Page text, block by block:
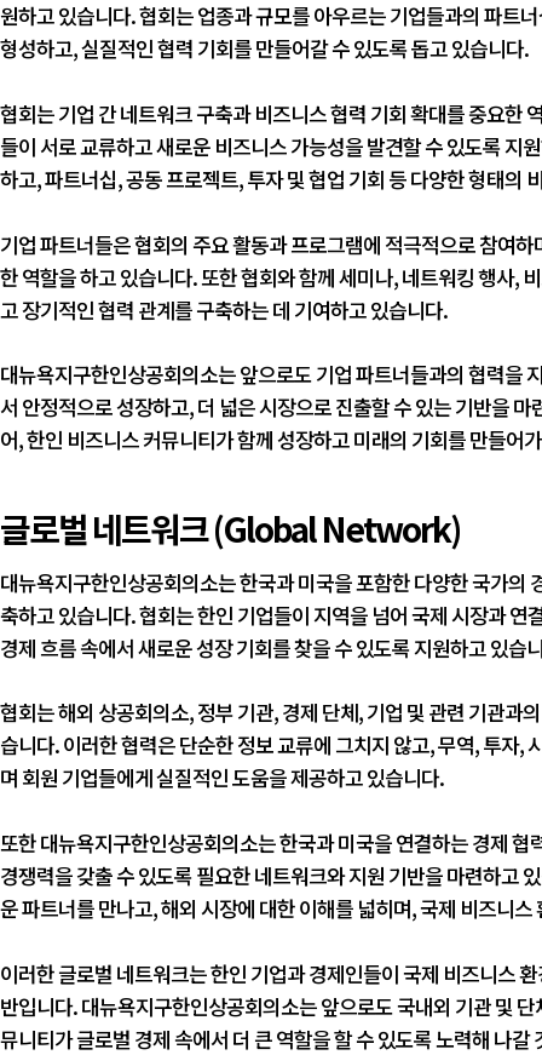
원하고 있습니다. 협회는 업종과 규모를 아우르는 기업들과의 파트
형성하고, 실질적인 협력 기회를 만들어갈 수 있도록 돕고 있습니다.
협회는 기업 간 네트워크 구축과 비즈니스 협력 기회 확대를 중요한
들이 서로 교류하고 새로운 비즈니스 가능성을 발견할 수 있도록 지
하고, 파트너십, 공동 프로젝트, 투자 및 협업 기회 등 다양한 형태의
기업 파트너들은 협회의 주요 활동과 프로그램에 적극적으로 참여
한 역할을 하고 있습니다. 또한 협회와 함께 세미나, 네트워킹 행사,
고 장기적인 협력 관계를 구축하는 데 기여하고 있습니다.
대뉴욕지구한인상공회의소는 앞으로도 기업 파트너들과의 협력을
서 안정적으로 성장하고, 더 넓은 시장으로 진출할 수 있는 기반을
어, 한인 비즈니스 커뮤니티가 함께 성장하고 미래의 기회를 만들어
글로벌 네트워크 (Global Network)
대뉴욕지구한인상공회의소는 한국과 미국을 포함한 다양한 국가의
축하고 있습니다. 협회는 한인 기업들이 지역을 넘어 국제 시장과
경제 흐름 속에서 새로운 성장 기회를 찾을 수 있도록 지원하고 있습
협회는 해외 상공회의소, 정부 기관, 경제 단체, 기업 및 관련 기관과
습니다. 이러한 협력은 단순한 정보 교류에 그치지 않고, 무역, 투자,
며 회원 기업들에게 실질적인 도움을 제공하고 있습니다.
또한 대뉴욕지구한인상공회의소는 한국과 미국을 연결하는 경제
경쟁력을 갖출 수 있도록 필요한 네트워크와 지원 기반을 마련하고
운 파트너를 만나고, 해외 시장에 대한 이해를 넓히며, 국제 비즈니
이러한 글로벌 네트워크는 한인 기업과 경제인들이 국제 비즈니스
반입니다. 대뉴욕지구한인상공회의소는 앞으로도 국내외 기관 및
뮤니티가 글로벌 경제 속에서 더 큰 역할을 할 수 있도록 노력해 나갈